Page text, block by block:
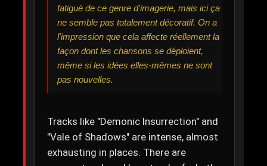
fatigué de ce genre d'imagerie, mais ici ça
ne semble pas totalement décoratif. On a
l'impression que cela affecte réellement la
façon dont les chansons se déploient,
même si les idées elles-mêmes ne sont
pas nouvelles.
Tracks like "Demonic Insurrection" and
"Vale of Shadows" are intense, almost
exhausting in places. There are